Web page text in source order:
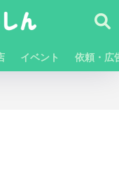
イベント 依頼・広